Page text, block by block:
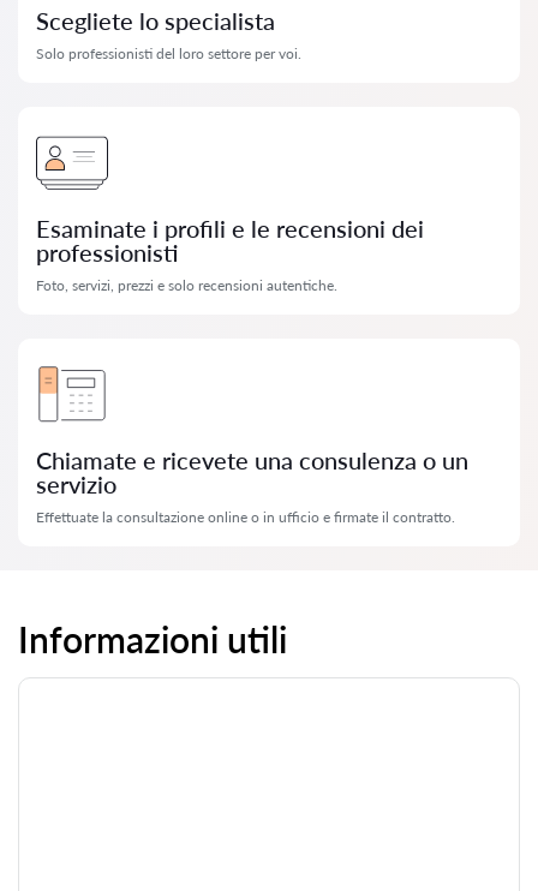
Scegliete lo specialista
Solo professionisti del loro settore per voi.
Esaminate i profili e le recensioni dei
professionisti
Foto, servizi, prezzi e solo recensioni autentiche.
Chiamate e ricevete una consulenza o un
servizio
Effettuate la consultazione online o in ufficio e firmate il contratto.
Informazioni utili